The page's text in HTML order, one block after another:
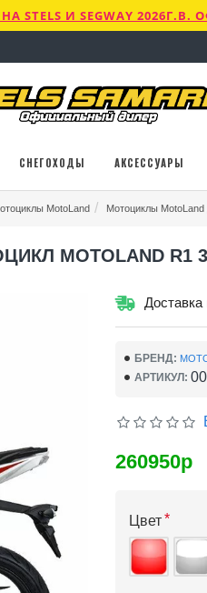
STELS И SEGWAY
СНЕГОХОДЫ АКСЕССУАРЫ
MotoLand Мотоциклы
MOTOLAND R1
Доставка
БРЕНД:
АРТИКУЛ:
260950р
Цвет